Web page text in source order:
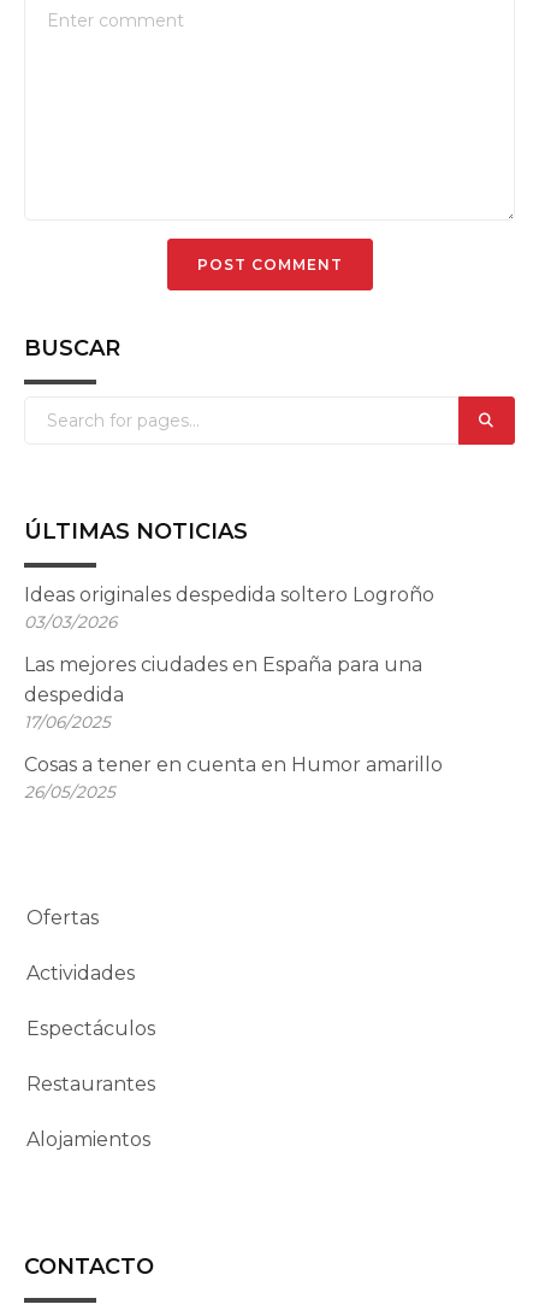
BUSCAR
ÚLTIMAS NOTICIAS
Ideas originales despedida soltero Logroño
03/03/2026
Las mejores ciudades en España para una
despedida
17/06/2025
Cosas a tener en cuenta en Humor amarillo
26/05/2025
Ofertas
Actividades
Espectáculos
Restaurantes
Alojamientos
CONTACTO